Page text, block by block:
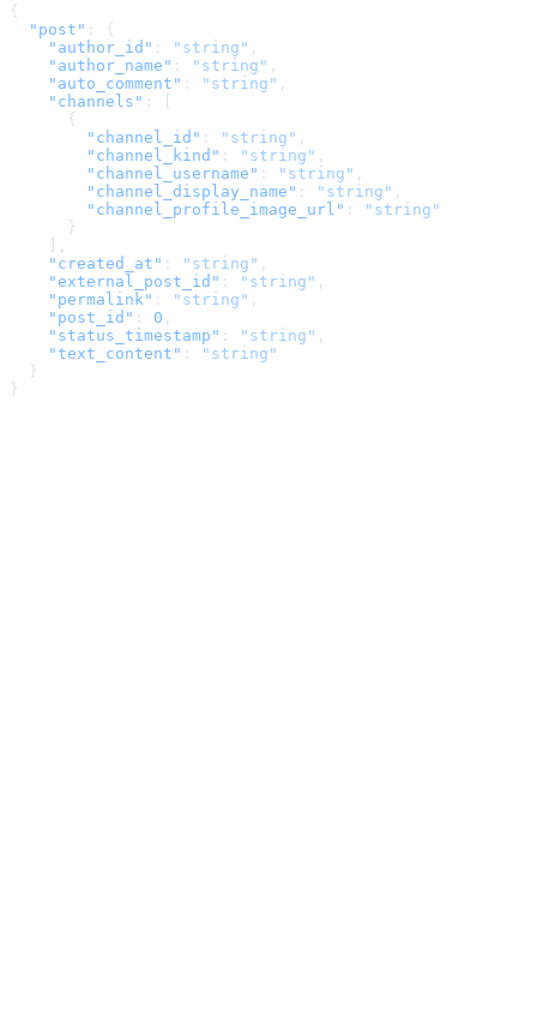
{
  "post"
: {
    "author_id"
: "string" ,
    "author_name"
: "string" ,
    "auto_comment"
: "string" ,
    "channels"
: [
      {
        "channel_id"
: "string" ,
        "channel_kind"
: "string" ,
        "channel_username"
: "string" ,
        "channel_display_name"
: "string" ,
        "channel_profile_image_url"
:
"string"
      }
    ],
    "created_at"
: "string" ,
    "external_post_id"
: "string" ,
    "permalink"
: "string" ,
    "post_id"
: 0 ,
    "status_timestamp"
: "string" ,
    "text_content"
:
"string"
  }
}